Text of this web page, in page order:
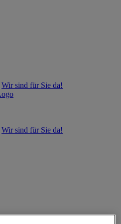
Wir sind für Sie da!
Wir sind für Sie da!